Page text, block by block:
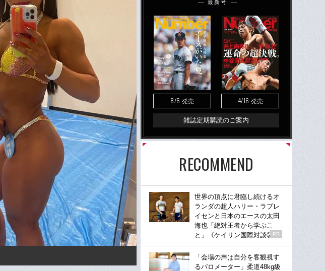
最新号
8/6 発売 4/16 発売
雑誌定期購読のご案内
RECOMMEND
世界の頂点に君臨し続けるオ
ランダの超人ハリー・ラブレ
イセンと日本のエースの太田
海也「絶対王者から学ぶこ
と」《ケイリン国際対談②》
PR
「会場の声は自分を客観視す
るバロメーター」柔道48kg級